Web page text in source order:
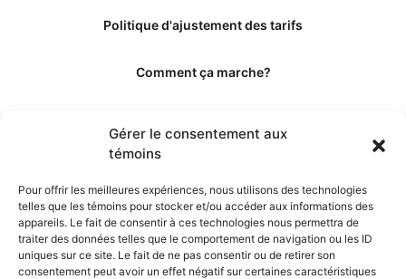
Gérer le consentement aux
témoins
Pour offrir les meilleures expériences, nous utilisons des technologies
telles que les témoins pour stocker et/ou accéder aux informations des
appareils. Le fait de consentir à ces technologies nous permettra de
traiter des données telles que le comportement de navigation ou les ID
uniques sur ce site. Le fait de ne pas consentir ou de retirer son
consentement peut avoir un effet négatif sur certaines caractéristiques
Politique d'ajustement des tarifs
Comment ça marche?
Les éditeurs
Les experts et collaborateurs